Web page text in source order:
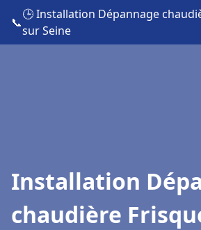
📞
🕒 Installation Dépannage
sur Seine
Installation
chaudière